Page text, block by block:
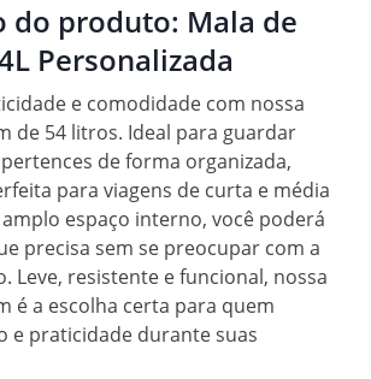
do produto: Mala de
Personalizada
e comodidade com nossa
de 54 litros. Ideal para guardar
de forma organizada,
para viagens de curta e média
espaço interno, você poderá
precisa sem se preocupar com a
Leve, resistente e funcional, nossa
é a escolha certa para quem
e praticidade durante suas